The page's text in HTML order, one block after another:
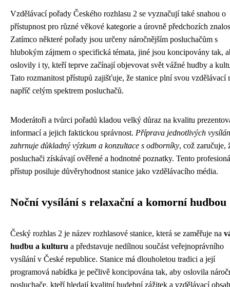
Vzdělávací pořady Českého rozhlasu 2 se vyznačují také snahou o
přístupnost pro různé věkové kategorie a úrovně předchozích
Zatímco některé pořady jsou určeny náročnějším posluchačům s
hlubokým zájmem o specifická témata, jiné jsou koncipovány tak,
oslovily i ty, kteří teprve začínají objevovat svět vážné hudby a
Tato rozmanitost přístupů zajišťuje, že stanice plní svou vzdělávací
napříč celým spektrem posluchačů.
Moderátoři a tvůrci pořadů kladou velký důraz na kvalitu
informací a jejich faktickou správnost. Příprava jednotlivých
zahrnuje důkladný výzkum a konzultace s odborníky, což zaručuje,
posluchači získávají ověřené a hodnotné poznatky. Tento
přístup posiluje důvěryhodnost stanice jako vzdělávacího média.
Noční vysílání s relaxační a komorní hudbou
Český rozhlas 2 je název rozhlasové stanice, která se zaměřuje na
hudbu a kulturu a představuje nedílnou součást veřejnoprávního
vysílání v České republice. Stanice má dlouholetou tradici a její
programová nabídka je pečlivě koncipována tak, aby oslovila
posluchače, kteří hledají kvalitní hudební zážitek a vzdělávací